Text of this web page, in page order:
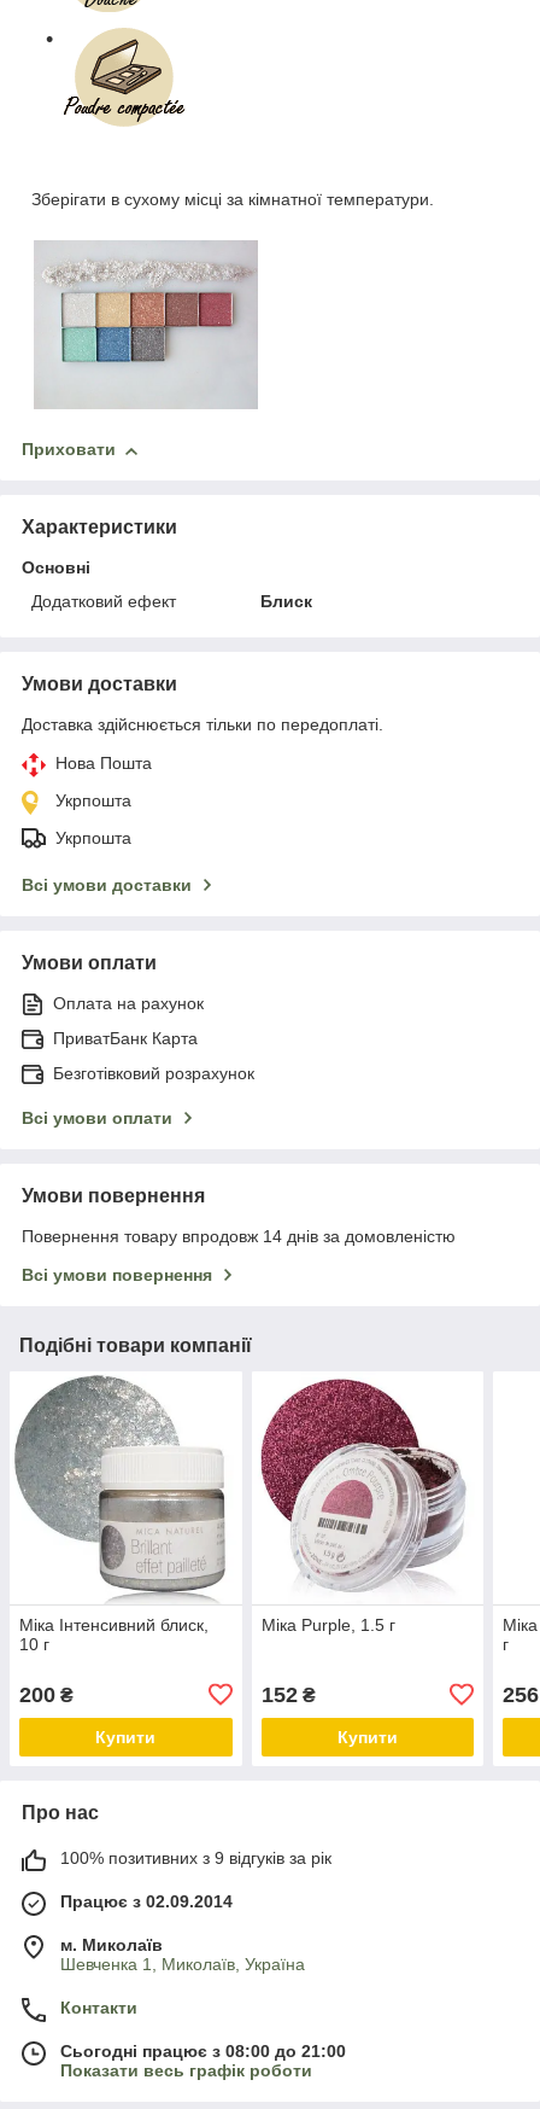
Зберігати в сухому місці за кімнатної температури.
Приховати
Характеристики
Основні
Додатковий ефект
Блиск
Умови доставки
Доставка здійснюється тільки по передоплаті.
Нова Пошта
Укрпошта
Укрпошта
Всі умови доставки
Умови оплати
Оплата на рахунок
ПриватБанк Карта
Безготівковий розрахунок
Всі умови оплати
Умови повернення
Повернення товару впродовж 14 днів за домовленістю
Всі умови повернення
Подібні товари компанії
Міка Інтенсивний блиск,
10 г
200 ₴
Купити
Міка Purple, 1.5 г
152₴
Купити
г
256
Про нас
100% позитивних з 9 відгуків за рік
Працює з 02.09.2014
м. Миколаїв
Шевченка 1, Миколаїв, Україна
Контакти
Сьогодні працює з 08:00 до 21:00
Показати весь графік роботи